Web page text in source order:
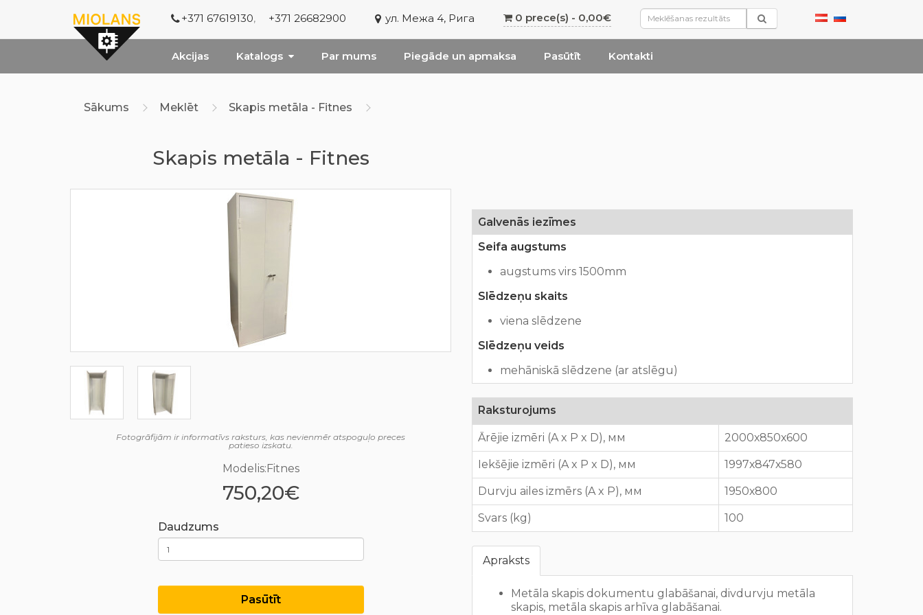
+371 67619130, +371 26682900 ул. Межа 4, Рига 0 prece(s) - 0,00€
Akcijas Katalogs Par mums Piegāde un apmaksa Pasūtīt Kontakti
Sākums Meklēt Skapis metāla - Fitnes
Skapis metāla - Fitnes
Fotogrāfijām ir informatīvs raksturs, kas nevienmēr atspoguļo preces
patieso izskatu.
Modelis:Fitnes
750,20€
Daudzums
Pasūtīt
Galvenās iezīmes
Seifa augstums
augstums virs 1500mm
Slēdzeņu skaits
viena slēdzene
Slēdzeņu veids
mehāniskā slēdzene (ar atslēgu)
Raksturojums
Ārējie izmēri (A x P x D), мм 2000х850х600
Iekšējie izmēri (A x P x D), мм 1997х847х580
Durvju ailes izmērs (A x P), мм 1950х800
Svars (kg) 100
Apraksts
Metāla skapis dokumentu glabāšanai, divdurvju metāla
skapis, metāla skapis arhīva glabāšanai.